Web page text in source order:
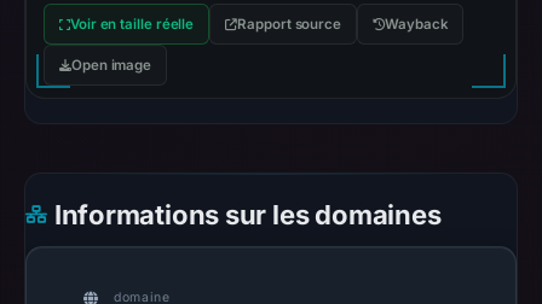
at
0
community
Voir en taille réelle Rapport source Wayback
Open image
Informations sur les domaines
domaine